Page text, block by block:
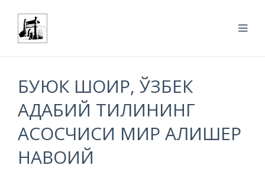
БУЮК ШОИР, ЎЗБЕК
АДАБИЙ ТИЛИНИНГ
АСОСЧИСИ МИР АЛИШЕР
НАВОИЙ